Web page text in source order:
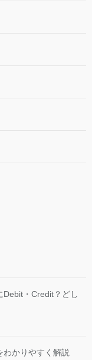
・Credit？どし
かりやすく解説